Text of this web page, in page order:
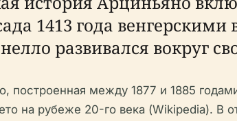
1413 года
развивался вокруг
построенная между 1877 и 1885
на рубеже 20-го века (Wikipedia). В